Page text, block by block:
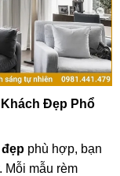
Khách Đẹp Phổ
phù hợp, bạn
Mỗi mẫu rèm